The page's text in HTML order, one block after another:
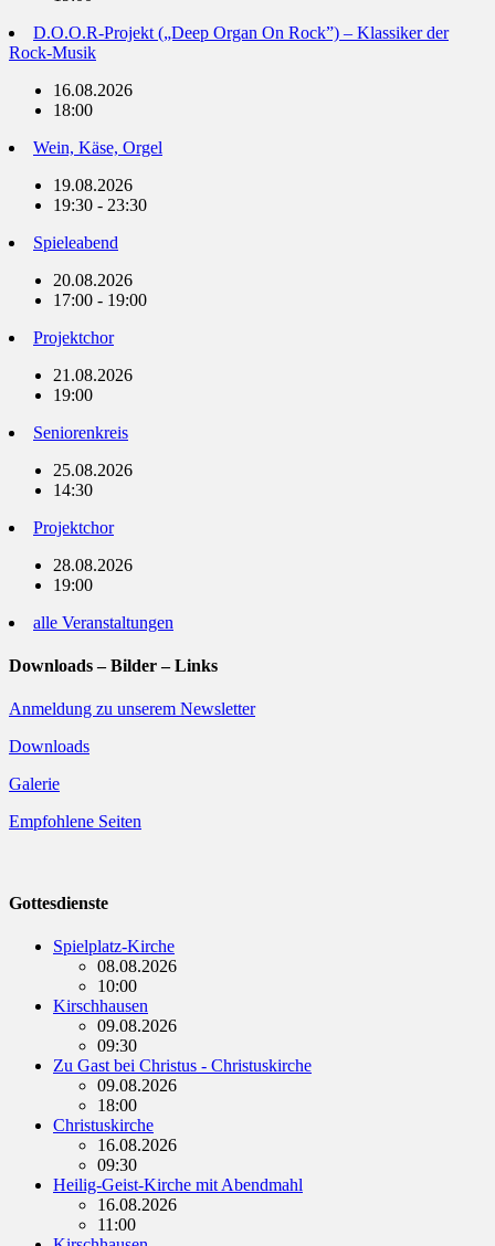
D.O.O.R-Projekt („Deep Organ On Rock”) – Klassiker der
Rock-Musik
16.08.2026
18:00
Wein, Käse, Orgel
19.08.2026
19:30 - 23:30
Spieleabend
20.08.2026
17:00 - 19:00
Projektchor
21.08.2026
19:00
Seniorenkreis
25.08.2026
14:30
Projektchor
28.08.2026
19:00
alle Veranstaltungen
Downloads – Bilder – Links
Anmeldung zu unserem Newsletter
Downloads
Galerie
Empfohlene Seiten
Gottesdienste
Spielplatz-Kirche
08.08.2026
10:00
Kirschhausen
09.08.2026
09:30
Zu Gast bei Christus - Christuskirche
09.08.2026
18:00
Christuskirche
16.08.2026
09:30
Heilig-Geist-Kirche mit Abendmahl
16.08.2026
11:00